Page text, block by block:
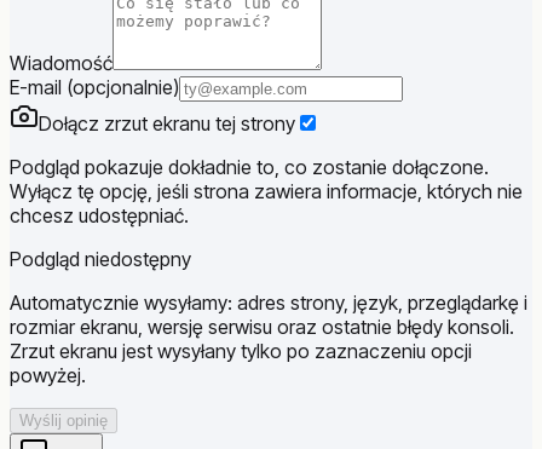
Wiadomość
E-mail (opcjonalnie)
Dołącz zrzut ekranu tej strony
Podgląd pokazuje dokładnie to, co zostanie dołączone.
Wyłącz tę opcję, jeśli strona zawiera informacje, których nie
chcesz udostępniać.
Podgląd niedostępny
Automatycznie wysyłamy: adres strony, język, przeglądarkę i
rozmiar ekranu, wersję serwisu oraz ostatnie błędy konsoli.
Zrzut ekranu jest wysyłany tylko po zaznaczeniu opcji
powyżej.
Wyślij opinię